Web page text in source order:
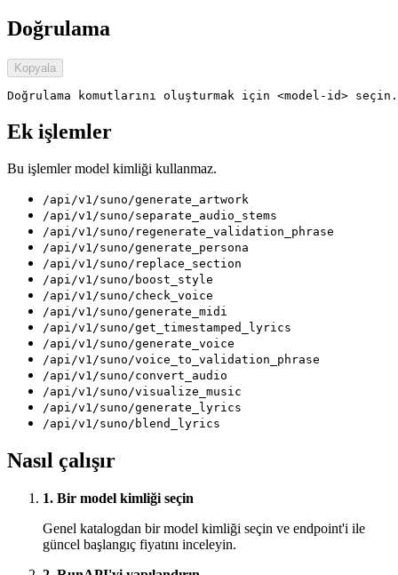
Doğrulama
Kopyala
Doğrulama komutlarını oluşturmak için <model-id> seçin.
Ek işlemler
Bu işlemler model kimliği kullanmaz.
/api/v1/suno/generate_artwork
/api/v1/suno/separate_audio_stems
/api/v1/suno/regenerate_validation_phrase
/api/v1/suno/generate_persona
/api/v1/suno/replace_section
/api/v1/suno/boost_style
/api/v1/suno/check_voice
/api/v1/suno/generate_midi
/api/v1/suno/get_timestamped_lyrics
/api/v1/suno/generate_voice
/api/v1/suno/voice_to_validation_phrase
/api/v1/suno/convert_audio
/api/v1/suno/visualize_music
/api/v1/suno/generate_lyrics
/api/v1/suno/blend_lyrics
Nasıl çalışır
1. Bir model kimliği seçin
Genel katalogdan bir model kimliği seçin ve endpoint'i ile
güncel başlangıç fiyatını inceleyin.